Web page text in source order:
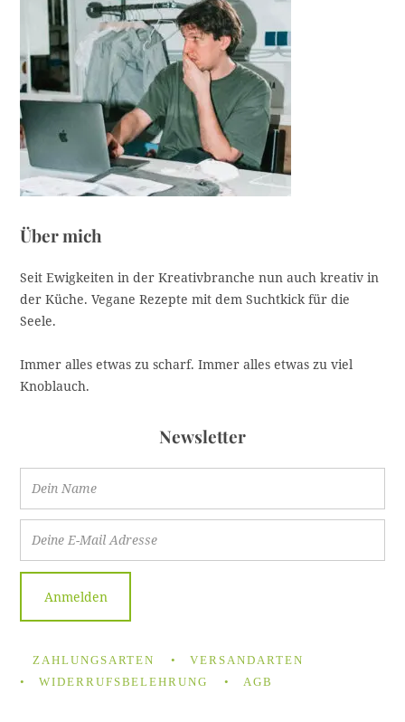
o
r
i
e
Über mich
Seit Ewigkeiten in der Kreativbranche nun auch kreativ in
der Küche. Vegane Rezepte mit dem Suchtkick für die
Seele.
Immer alles etwas zu scharf. Immer alles etwas zu viel
Knoblauch.
Newsletter
ZAHLUNGSARTEN
VERSANDARTEN
WIDERRUFSBELEHRUNG
AGB